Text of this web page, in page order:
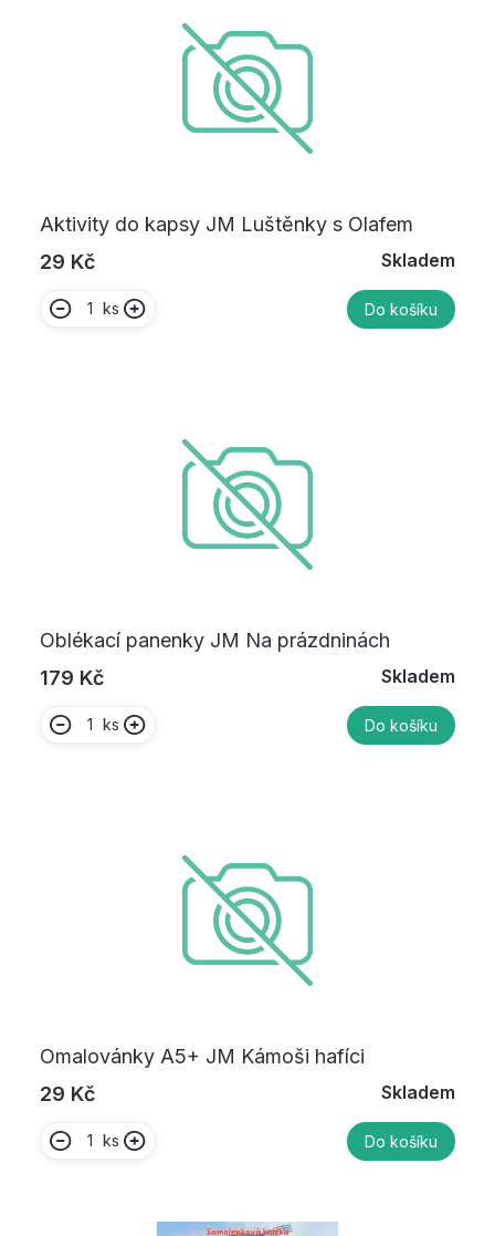
Aktivity do kapsy JM Luštěnky s Olafem
29 Kč
Skladem
ks Do košíku
Oblékací panenky JM Na prázdninách
179 Kč
Skladem
ks Do košíku
Omalovánky A5+ JM Kámoši hafíci
29 Kč
Skladem
ks Do košíku